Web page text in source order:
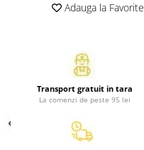
Benzi desenate
Carti pentru copii
Grafice
Literatura si fictiune
Povesti pentru copii
Povesti si povestiri
Adauga la Favorite
Transport gratuit in tara
La comenzi de peste 95 lei